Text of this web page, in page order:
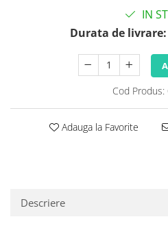
IN
Durata de livrare:
Cod Produs:
Adauga la Favorite
Descriere